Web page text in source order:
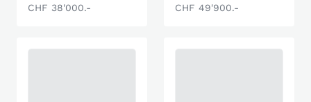
CHF 38'000.- CHF 49'900.-